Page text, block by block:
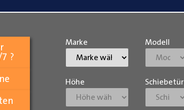
?
Marke Modell
Höhe Schiebetür